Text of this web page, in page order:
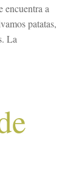
encuentra a
patatas,
La